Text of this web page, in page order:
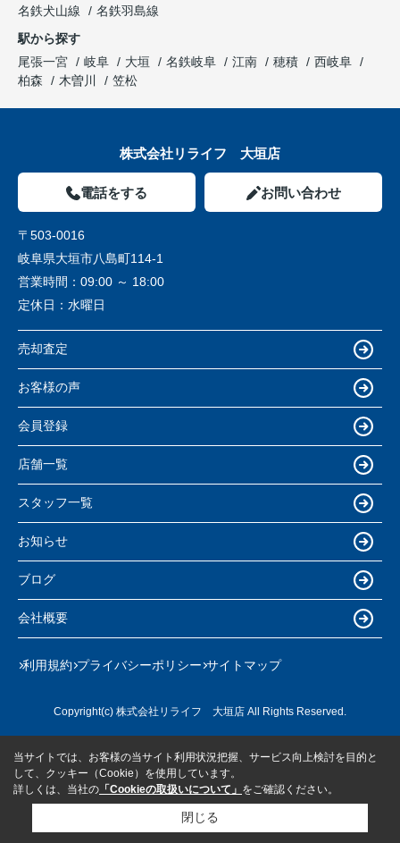
名鉄犬山線
名鉄羽島線
駅から探す
尾張一宮
岐阜 大垣 名鉄岐阜 江南 穂積
西岐阜
柏森
木曽川 笠松
株式会社リライフ 大垣店
電話をする お問い合わせ
〒503-0016
岐阜県大垣市八島町114-1
営業時間： 09:00 ～ 18:00
定休日： 水曜日
売却査定
お客様の声
会員登録
店舗一覧
スタッフ一覧
お知らせ
ブログ
会社概要
利用規約 プライバシーポリシー サイトマップ
Copyright(c) 株式会社リライフ 大垣店 All Rights Reserved.
当サイトでは、お客様の当サイト利用状況把握、サービス向上検討を目的と
して、クッキー（Cookie）を使用しています。
詳しくは、当社の 「Cookieの取扱いについて」 をご確認ください。
閉じる